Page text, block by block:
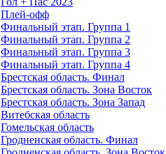
Плей-офф
Финальный этап. Группа 1
Финальный этап. Группа 2
Финальный этап. Группа 3
Финальный этап. Группа 4
Брестская область. Финал
Брестская область. Зона Восток
Брестская область. Зона Запад
Витебская область
Гомельская область
Гродненская область. Финал